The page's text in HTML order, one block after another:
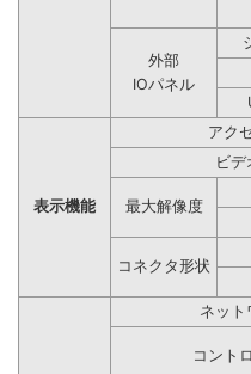
外部
IOパネル
表示機能
アク
ビデ
最大解像度
コネクタ形状
ネット
コント